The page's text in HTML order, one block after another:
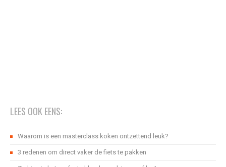
LEES OOK EENS:
Waarom is een masterclass koken ontzettend leuk?
3 redenen om direct vaker de fiets te pakken